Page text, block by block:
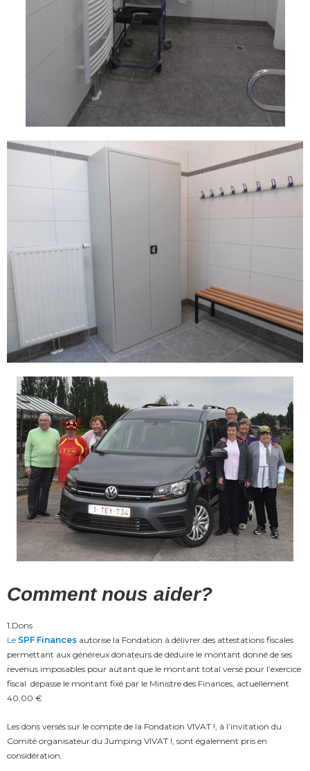
Comment nous aider?
1.Dons
Le SPF Finances autorise la Fondation à délivrer des attestations fiscales
permettant aux généreux donateurs de déduire le montant donné de ses
revenus imposables pour autant que le montant total versé pour l’exercice
fiscal dépasse le montant fixé par le Ministre des Finances, actuellement
40,00 €
Les dons versés sur le compte de la Fondation VIVAT !, à l’invitation du
Comité organisateur du Jumping VIVAT !, sont également pris en
considération.